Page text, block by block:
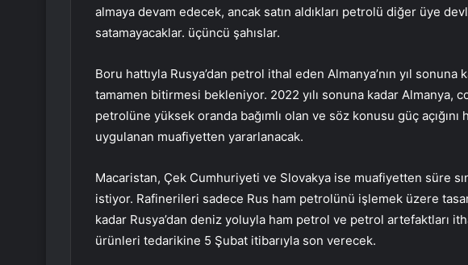
almaya devam edecek, ancak satın aldıkları petrolü diğer üye
satamayacaklar. üçüncü şahıslar.
Boru hattıyla Rusya’dan petrol ithal eden Almanya’nın yıl sonuna
tamamen bitirmesi bekleniyor. 2022 yılı sonuna kadar Almanya,
petrolüne yüksek oranda bağımlı olan ve söz konusu güç
uygulanan muafiyetten yararlanacak.
Macaristan, Çek Cumhuriyeti ve Slovakya ise muafiyetten süre
istiyor. Rafinerileri sadece Rus ham petrolünü işlemek üzere
kadar Rusya’dan deniz yoluyla ham petrol ve petrol artefaktları
ürünleri tedarikine 5 Şubat itibarıyla son verecek.